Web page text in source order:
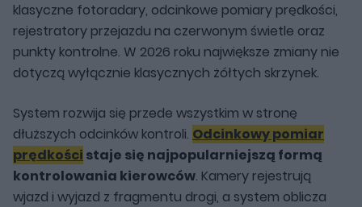
klasyczne fotoradary, odcinkowe pomiary prędkości,
rejestratory przejazdu na czerwonym świetle oraz
punkty kontrolne. W 2026 roku największe zmiany nie
dotyczą wyłącznie klasycznych żółtych skrzynek.
System rozwija się przede wszystkim w stronę
dłuższych odcinków kontroli. Odcinkowy pomiar
prędkości staje się najpopularniejszą formą
kontrolowania kierowców. Kamery rejestrują
wjazd i wyjazd z fragmentu drogi, a system oblicza